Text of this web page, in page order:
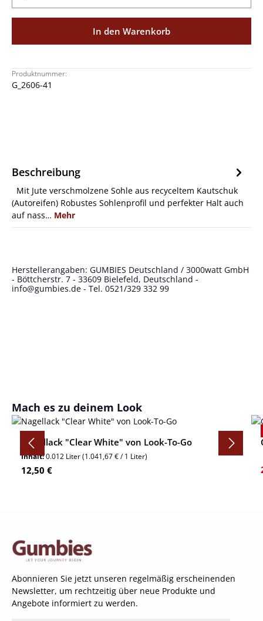
In den Warenkorb
Produktnummer:
G_2606-41
Beschreibung
Mit Jute verschmolzene Sohle aus recyceltem Kautschuk
(Autoreifen) Robustes Sohlenprofil und perfekter Halt auch
auf nass… Mehr
Herstellerangaben: GUMBIES Deutschland / 3000watt GmbH
- Böttcherstr. 7 - 33609 Bielefeld, Deutschland -
info@gumbies.de - Tel. 0521/329 332 99
Produktgalerie überspringen
Mach es zu deinem Look
Nagellack "Clear White" von Look-To-Go
Inhalt:0.012 Liter(1.041,67 € / 1 Liter)
Regulärer Preis:
12,50 €
Abonnieren Sie jetzt unseren regelmäßig erscheinenden
Newsletter, um rechtzeitig über neue Produkte und
Angebote informiert zu werden.